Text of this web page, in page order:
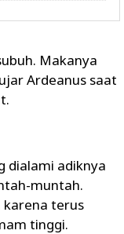
Makanya
Ardeanus saat
dialami adiknya
muntah.
karena terus
tinggi.